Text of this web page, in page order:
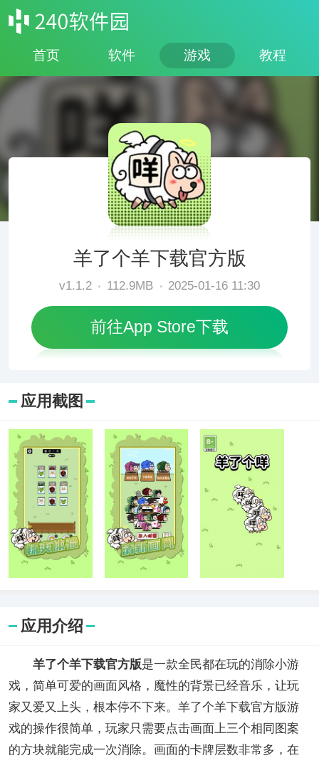
首页 软件 游戏 教程
羊了个羊下载官方版
v1.1.2 112.9MB 2025-01-16 11:30
前往App Store下载
应用截图
应用介绍
羊了个羊下载官方版是一款全民都在玩的消除小游
戏，简单可爱的画面风格，魔性的背景已经音乐，让玩
家又爱又上头，根本停不下来。羊了个羊下载官方版游
戏的操作很简单，玩家只需要点击画面上三个相同图案
的方块就能完成一次消除。画面的卡牌层数非常多，在